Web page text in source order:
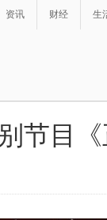
资讯 财经 生
节目